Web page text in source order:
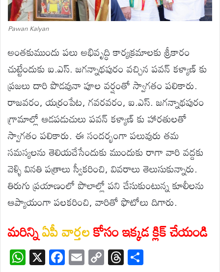
Pawan Kalyan
అంతకుముందు పలు అభివృద్ధి కార్యక్రమాలకు శ్రీకారం
చుట్టేందుకు ఐ.ఎస్. జగన్నాథపురం వచ్చిన పవన్ కళ్యాణ్ కు
ప్రజలు దారి పొడవునా పూల వర్షంతో స్వాగతం పలికారు.
రాజవరం, యర్రంపేట, గవరవరం, ఐ.ఎస్. జగన్నాథపురం
గ్రామాల్లో ఆడపడుచులు పవన్ కళ్యాణ్ కు హారతులతో
స్వాగతం పలికారు. ఈ సందర్భంగా పలువురు తమ
సమస్యలను తెలియచేసేందుకు ముందుకు రాగా వారి వద్దకు
వెళ్ళి వినతి పత్రాలు స్వీకరించి, వివరాలు తెలుసుకున్నారు.
తిరుగు ప్రయాణంలో పొలాల్లో పని చేసుకుంటున్న కూలీలను
ఆప్యాయంగా పలకరించి, వారితో ఫొటోలు దిగారు.
మరిన్నిఏపీ వార్తలకోసం ఇక్కడ క్లిక్ చేయండి
W X F E C T